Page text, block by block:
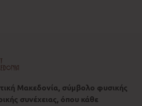
Μακεδονία, σύμβολο φυσικής
συνέχειας, όπου κάθε